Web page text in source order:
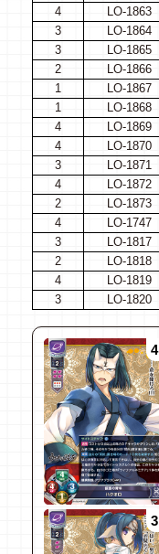
4
LO-1863
3
LO-1864
3
LO-1865
2
LO-1866
1
LO-1867
1
LO-1868
4
LO-1869
4
LO-1870
3
LO-1871
4
LO-1872
2
LO-1873
4
LO-1747
3
LO-1817
2
LO-1818
4
LO-1819
3
LO-1820
4
3